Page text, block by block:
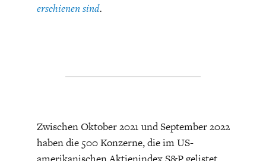
erschienen sind.
Zwischen Oktober 2021 und September 2022
haben die 500 Konzerne, die im US-